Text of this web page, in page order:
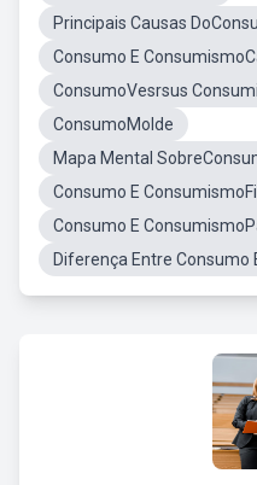
Principais Causas
Consumo E
ConsumoVesrsus
ConsumoMolde
Mapa Mental
Consumo E
Consumo E
Diferença Entre